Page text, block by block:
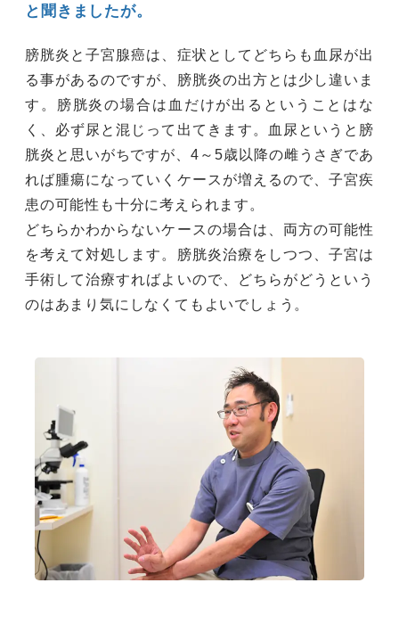
と聞きましたが。
膀胱炎と子宮腺癌は、症状としてどちらも血尿が出
る事があるのですが、膀胱炎の出方とは少し違いま
す。膀胱炎の場合は血だけが出るということはな
く、必ず尿と混じって出てきます。血尿というと膀
胱炎と思いがちですが、4～5歳以降の雌うさぎであ
れば腫瘍になっていくケースが増えるので、子宮疾
患の可能性も十分に考えられます。
どちらかわからないケースの場合は、両方の可能性
を考えて対処します。膀胱炎治療をしつつ、子宮は
手術して治療すればよいので、どちらがどうという
のはあまり気にしなくてもよいでしょう。